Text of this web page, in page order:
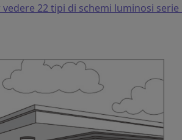
22 tipi di schemi luminosi serie